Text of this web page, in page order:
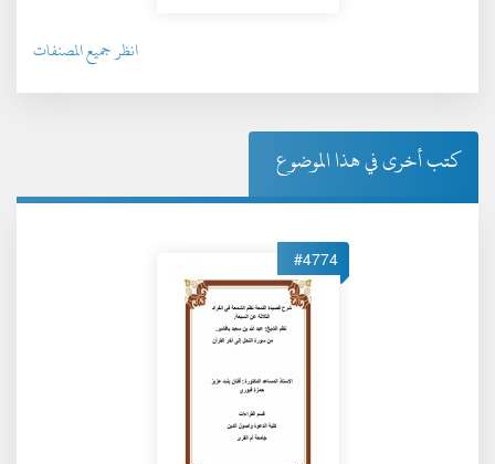
انظر جميع المصنفات
كتب أخرى في هذا الموضوع
#4774